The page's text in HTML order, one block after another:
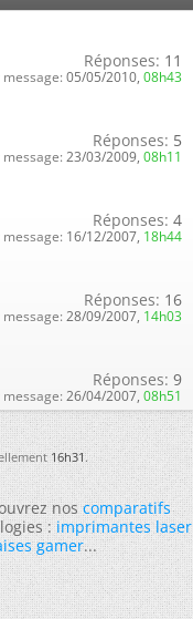
Réponses: 11
05/05/2010, 08h43
Réponses: 5
23/03/2009, 08h11
Réponses: 4
16/12/2007, 18h44
Réponses: 16
28/09/2007, 14h03
Réponses: 9
26/04/2007, 08h51
16h31.
noscomparatifs
:imprimantes laser
gamer...